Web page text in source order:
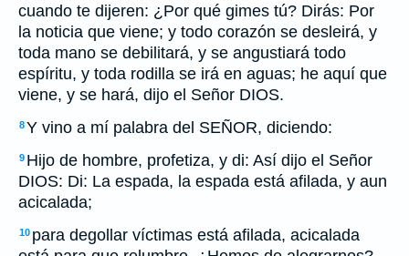
cuando te dijeren: ¿Por qué gimes tú? Dirás: Por
la noticia que viene; y todo corazón se desleirá, y
toda mano se debilitará, y se angustiará todo
espíritu, y toda rodilla se irá en aguas; he aquí que
viene, y se hará, dijo el Señor DIOS.
8Y vino a mí palabra del SEÑOR, diciendo:
9 Hijo de hombre, profetiza, y di: Así dijo el Señor
DIOS: Di: La espada, la espada está afilada, y aun
acicalada;
10 para degollar víctimas está afilada, acicalada